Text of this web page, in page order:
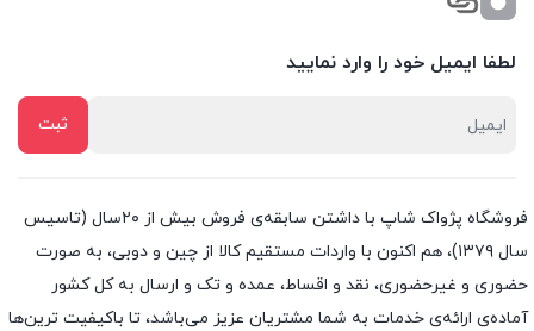
لطفا ایمیل خود را وارد نمایید
فروشگاه پژواک شاپ با داشتن سابقه‌ی فروش بیش از ۲۰سال (تاسیس
سال ۱۳۷۹)، هم اکنون با واردات مستقیم کالا از چین و دوبی، به صورت
حضوری و غیرحضوری، نقد و اقساط، عمده و تک و ارسال به کل کشور
آماده‌ی ارائه‌ی خدمات به شما مشتریان عزیز می‌باشد، تا باکیفیت ترین‌ها